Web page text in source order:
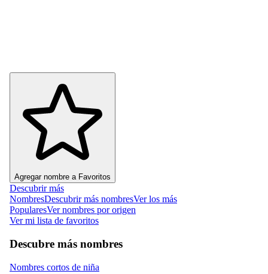
Agregar nombre a Favoritos
Descubrir más
NombresDescubrir más nombresVer los más
PopularesVer nombres por origen
Ver mi lista de favoritos
Descubre más nombres
Nombres cortos de niña